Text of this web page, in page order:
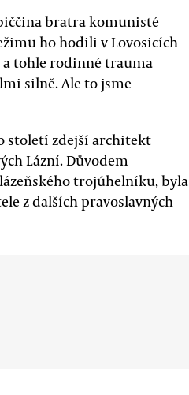
bratra komunisté
ho hodili v Lovosicích
a tohle rodinné trauma
silně. Ale to jsme
století zdejší architekt
Lázní. Důvodem
trojúhelníku, byla
z dalších pravoslavných